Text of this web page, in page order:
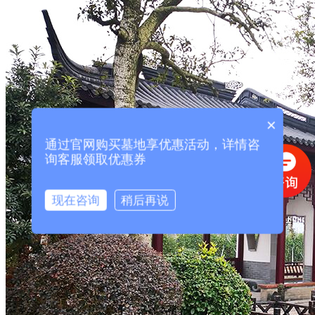
×
通过官网购买墓地享优惠活动，详情咨
询客服领取优惠券
现在咨询 稍后再说